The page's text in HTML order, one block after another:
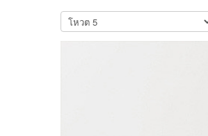
กรุณา
ให้
คะแนน